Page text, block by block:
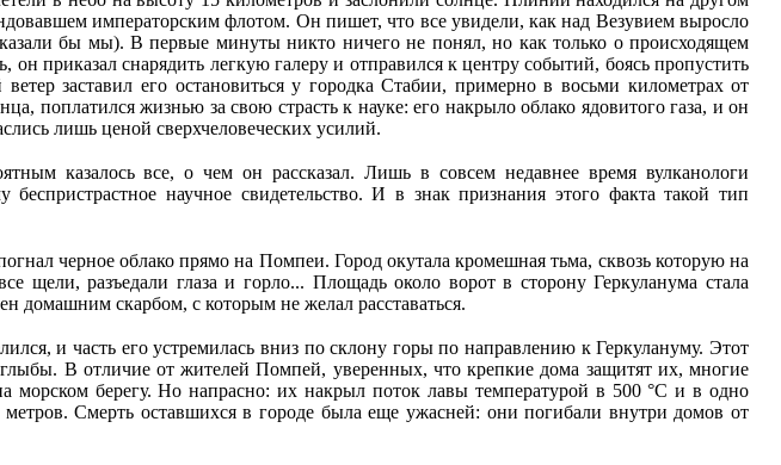
императорским флотом. Он пишет, что все увидели, как над Везувием выросло
бы мы). В первые минуты никто ничего не понял, но как только о происходящем
приказал снарядить легкую галеру и отправился к центру событий, боясь пропустить
заставил его остановиться у городка Стабии, примерно в восьми километрах от
жизнью за свою страсть к науке: его накрыло облако ядовитого газа, и он
лишь ценой сверхчеловеческих усилий.
казалось все, о чем он рассказал. Лишь в совсем недавнее время вулканологи
научное свидетельство. И в знак признания этого факта такой тип
черное облако прямо на Помпеи. Город окутала кромешная тьма, сквозь которую на
разъедали глаза и горло... Площадь около ворот в сторону Геркуланума стала
домашним скарбом, с которым не желал расставаться.
и часть его устремилась вниз по склону горы по направлению к Геркулануму. Этот
В отличие от жителей Помпей, уверенных, что крепкие дома защитят их, многие
морском берегу. Но напрасно: их накрыл поток лавы температурой в 500 °С и в одно
Смерть оставшихся в городе была еще ужасней: они погибали внутри домов от